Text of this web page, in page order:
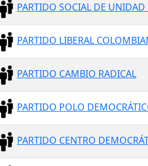
PARTIDO SOCIAL DE
PARTIDO LIBERAL
PARTIDO CAMBIO RADICAL
PARTIDO POLO
PARTIDO CENTRO